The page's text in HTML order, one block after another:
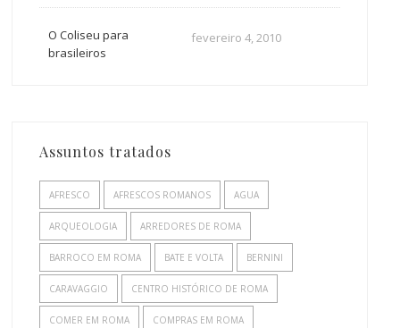
O Coliseu para
brasileiros
fevereiro 4, 2010
Assuntos tratados
AFRESCO AFRESCOS ROMANOS AGUA
ARQUEOLOGIA ARREDORES DE ROMA
BARROCO EM ROMA BATE E VOLTA BERNINI
CARAVAGGIO CENTRO HISTÓRICO DE ROMA
COMER EM ROMA COMPRAS EM ROMA